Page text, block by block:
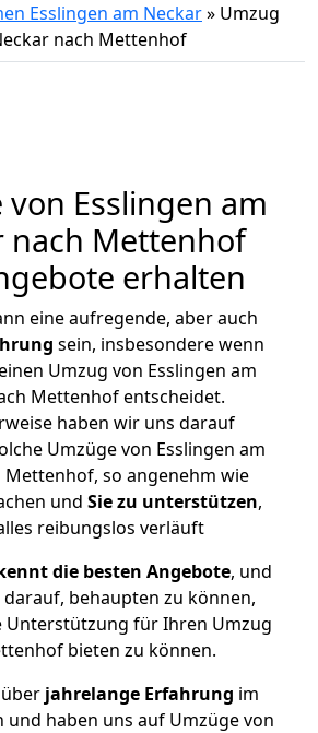
Esslingen am Neckar» Umzug
nach Mettenhof
Esslingen am
nach Mettenhof
erhalten
eine aufregende, aber auch
sein, insbesondere wenn
Umzug von Esslingen am
Mettenhof entscheidet.
haben wir uns darauf
Umzüge von Esslingen am
Mettenhof, so angenehm wie
und Sie zu unterstützen,
reibungslos verläuft
die besten Angebote, und
behaupten zu können,
Unterstützung für Ihren Umzug
bieten zu können.
jahrelange Erfahrung im
und haben uns auf Umzüge von